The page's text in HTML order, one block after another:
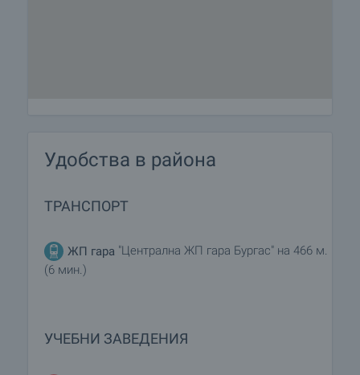
Удобства в района
ТРАНСПОРТ
ЖП гара "Централна ЖП гара Бургас" на 466 м.
(6 мин.)
УЧЕБНИ ЗАВЕДЕНИЯ